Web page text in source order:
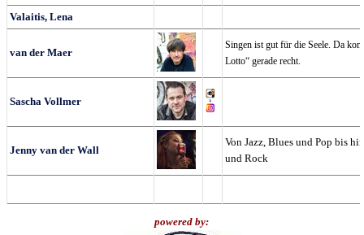
Valaitis, Lena
van der Maer
Singen ist gut für die Seele. Da
Lotto“ gerade recht.
Sascha Vollmer
Jenny van der Wall
Von Jazz, Blues und Pop bis
und Rock
powered by: